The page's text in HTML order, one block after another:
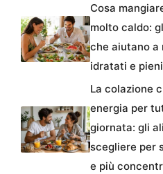
Cosa
molto caldo:
che aiutano a
idratati e
La colazione
energia per
giornata: gli
scegliere per
e più